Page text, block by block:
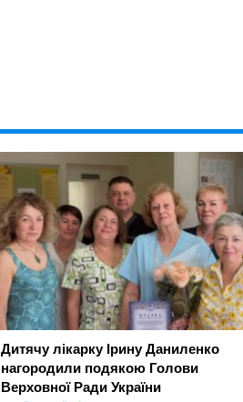
Дитячу лікарку Ірину Даниленко
нагородили подякою Голови
Верховної Ради України